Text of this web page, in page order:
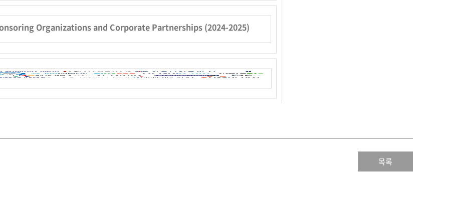
Organizations and Corporate Partnerships (2024-2025)
목록